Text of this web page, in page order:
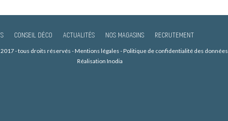
CONSEIL DÉCO ACTUALITÉS NOS MAGASINS RECRUTEMENT
- tous droits réservés -Mentions légales -Politique de confidentialité des données
Réalisation Inodia